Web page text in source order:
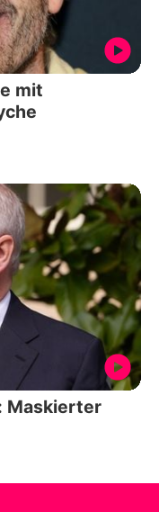
mit
Maskierter